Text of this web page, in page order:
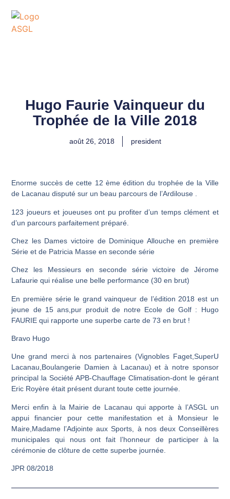
Hugo Faurie Vainqueur du
Trophée de la Ville 2018
août 26, 2018 president
Enorme succès de cette 12 ème édition du trophée de la Ville
de Lacanau disputé sur un beau parcours de l’Ardilouse .
123 joueurs et joueuses ont pu profiter d’un temps clément et
d’un parcours parfaitement préparé.
Chez les Dames victoire de Dominique Allouche en première
Série et de Patricia Masse en seconde série
Chez les Messieurs en seconde série victoire de Jérome
Lafaurie qui réalise une belle performance (30 en brut)
En première série le grand vainqueur de l’édition 2018 est un
jeune de 15 ans,pur produit de notre Ecole de Golf : Hugo
FAURIE qui rapporte une superbe carte de 73 en brut !
Bravo Hugo
Une grand merci à nos partenaires (Vignobles Faget,SuperU
Lacanau,Boulangerie Damien à Lacanau) et à notre sponsor
principal laSociété APB-Chauffage Climatisation-dont le gérant
Eric Royère était présent durant toute cette journée.
Merci enfin à la Mairie de Lacanau qui apporte à l’ASGL un
appui financier pour cette manifestation et à Monsieur le
Maire,Madame l’Adjointe aux Sports, à nos deux Conseillères
municipales qui nous ont fait l’honneur de participer à la
cérémonie de clôture de cette superbe journée.
JPR 08/2018